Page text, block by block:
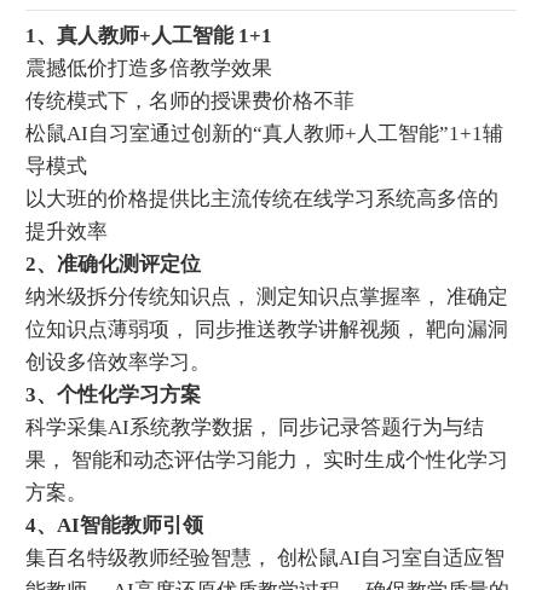
1、真人教师+人工智能 1+1
震撼低价打造多倍教学效果
传统模式下，名师的授课费价格不菲
松鼠AI自习室通过创新的“真人教师+人工智能”1+1辅
导模式
以大班的价格提供比主流传统在线学习系统高多倍的
提升效率
2、准确化测评定位
纳米级拆分传统知识点， 测定知识点掌握率， 准确定
位知识点薄弱项， 同步推送教学讲解视频， 靶向漏洞
创设多倍效率学习。
3、个性化学习方案
科学采集AI系统教学数据， 同步记录答题行为与结
果， 智能和动态评估学习能力， 实时生成个性化学习
方案。
4、AI智能教师引领
集百名特级教师经验智慧， 创松鼠AI自习室自适应智